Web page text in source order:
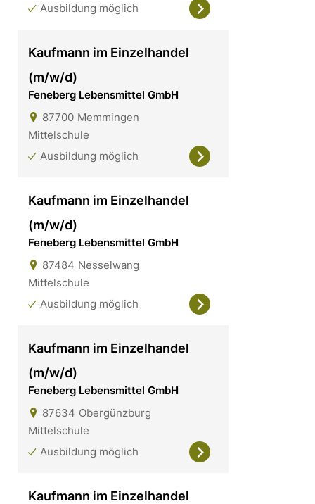
Ausbildung möglich
Kaufmann im Einzelhandel
(m/w/d)
Feneberg Lebensmittel GmbH
87700 Memmingen
Mittelschule
Ausbildung möglich
Kaufmann im Einzelhandel
(m/w/d)
Feneberg Lebensmittel GmbH
87484 Nesselwang
Mittelschule
Ausbildung möglich
Kaufmann im Einzelhandel
(m/w/d)
Feneberg Lebensmittel GmbH
87634 Obergünzburg
Mittelschule
Ausbildung möglich
Kaufmann im Einzelhandel